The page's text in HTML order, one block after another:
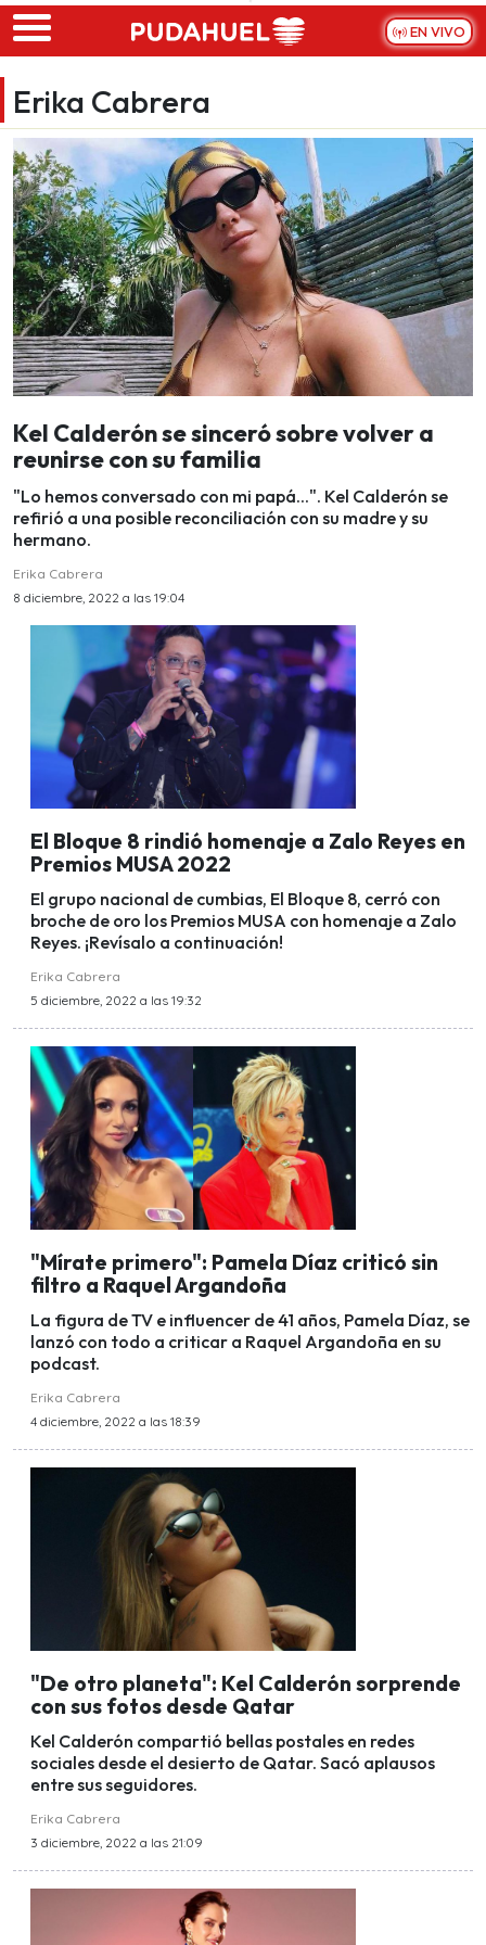
Skip to main content
EN VIVO
Erika Cabrera
Kel Calderón se sinceró sobre volver a
reunirse con su familia
"Lo hemos conversado con mi papá...". Kel Calderón se
refirió a una posible reconciliación con su madre y su
hermano.
Erika Cabrera
8 diciembre, 2022 a las 19:04
El Bloque 8 rindió homenaje a Zalo Reyes en
Premios MUSA 2022
El grupo nacional de cumbias, El Bloque 8, cerró con
broche de oro los Premios MUSA con homenaje a Zalo
Reyes. ¡Revísalo a continuación!
Erika Cabrera
5 diciembre, 2022 a las 19:32
"Mírate primero": Pamela Díaz criticó sin
filtro a Raquel Argandoña
La figura de TV e influencer de 41 años, Pamela Díaz, se
lanzó con todo a criticar a Raquel Argandoña en su
podcast.
Erika Cabrera
4 diciembre, 2022 a las 18:39
"De otro planeta": Kel Calderón sorprende
con sus fotos desde Qatar
Kel Calderón compartió bellas postales en redes
sociales desde el desierto de Qatar. Sacó aplausos
entre sus seguidores.
Erika Cabrera
3 diciembre, 2022 a las 21:09